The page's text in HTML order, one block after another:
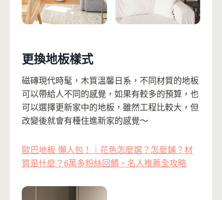
更換地板樣式
磁磚現代時髦，木質溫馨日系，不同材質的地板
可以帶給人不同的感覺，如果有較多的預算，也
可以選擇更新家中的地板，雖然工程比較大，但
改變後就會有種住進新家的感覺～
歐巴地板 懶人包！｜花色怎麼選？怎麼鋪？材
質是什麼？6萬多粉絲回饋、名人推薦全攻略